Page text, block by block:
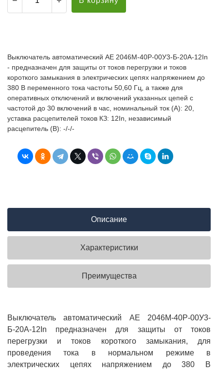
Выключатель автоматический АЕ 2046М-40Р-00У3-Б-20А-12In
- предназначен для защиты от токов перегрузки и токов
короткого замыкания в электрических цепях напряжением до
380 В переменного тока частоты 50,60 Гц, а также для
оперативных отключений и включений указанных цепей с
частотой до 30 включений в час, номинальный ток (А): 20,
уставка расцепителей токов КЗ: 12In, независимый
расцепитель (В): -/-/-
Описание
Характеристики
Преимущества
Выключатель автоматический АЕ 2046М-40Р-00У3-
Б-20А-12In предназначен для защиты от токов
перегрузки и токов короткого замыкания, для
проведения тока в нормальном режиме в
электрических цепях напряжением до 380 В